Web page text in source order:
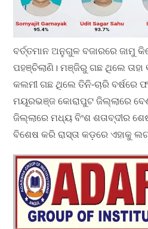
ବର୍ତ୍ତମାନ ଅନୁଗୁଳ ବଜାରରେ ଜାମୁ
ପହଞ୍ଚିଲାଣି। ମଞ୍ଜିରୁ ଗଛ ଥିଲେ
କଲମୀ ଗଛ ଥିଲେ ତିନି-ଚାରି ବର୍ଷରେ
ମୟୂରଭଞ୍ଜ କୋରାପୁଟ ଜିଲ୍ଲାରେ
ଜିଲ୍ଲାରେ ମଧ୍ୟ ବିଂଶ ଶତାବ୍ଦୀର
ବିଶେଷ କରି ରାସ୍ତା କଡ଼ରେ ଏହାକୁ